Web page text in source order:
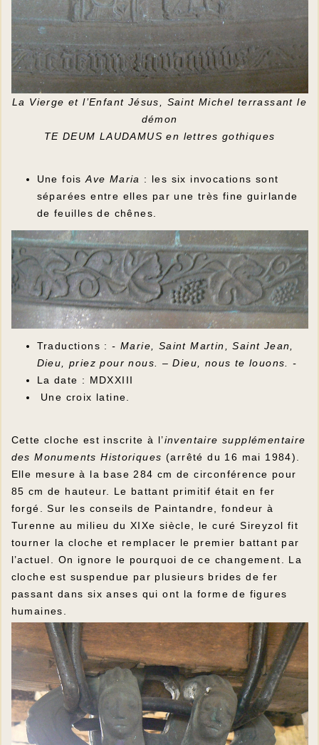
La Vierge et l’Enfant Jésus, Saint Michel terrassant le
démon
TE DEUM LAUDAMUS en lettres gothiques
Une foisAve Maria : les six invocations sont
séparées entre elles par une très fine guirlande
de feuilles de chênes.
Traductions :- Marie, Saint Martin, Saint Jean,
Dieu, priez pour nous. – Dieu, nous te louons. -
La date : MDXXIII
Une croix latine.
Cette cloche est inscrite à l’inventaire supplémentaire
des Monuments Historiques (arrêté du 16 mai 1984).
Elle mesure à la base 284 cm de circonférence pour
85 cm de hauteur. Le battant primitif était en fer
forgé. Sur les conseils de Paintandre, fondeur à
Turenne au milieu du XIXe siècle, le curé Sireyzol fit
tourner la cloche et remplacer le premier battant par
l’actuel. On ignore le pourquoi de ce changement. La
cloche est suspendue par plusieurs brides de fer
passant dans six anses qui ont la forme de figures
humaines.